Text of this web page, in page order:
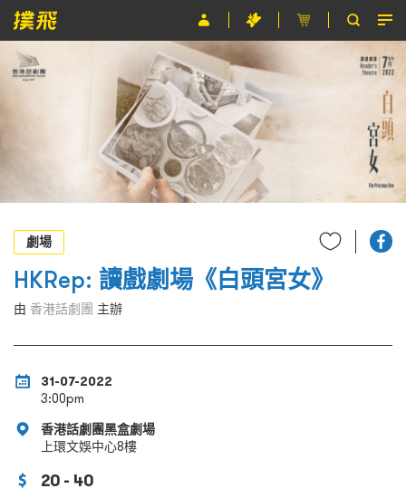
節目
EN
劇場
HKRep: 讀戲劇場《白頭宮女》
由 香港話劇團 主辦
31-07-2022
3:00pm
香港話劇團黑盒劇場
上環文娛中心8樓
20 - 40